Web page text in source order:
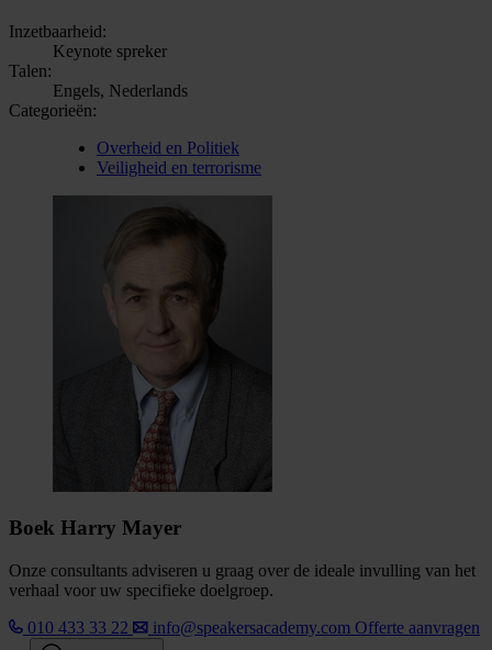
Inzetbaarheid:
Keynote spreker
Talen:
Engels, Nederlands
Categorieën:
Overheid en Politiek
Veiligheid en terrorisme
Boek Harry Mayer
Onze consultants adviseren u graag over de ideale invulling van het
verhaal voor uw specifieke doelgroep.
010 433 33 22
info@speakersacademy.com Offerte aanvragen